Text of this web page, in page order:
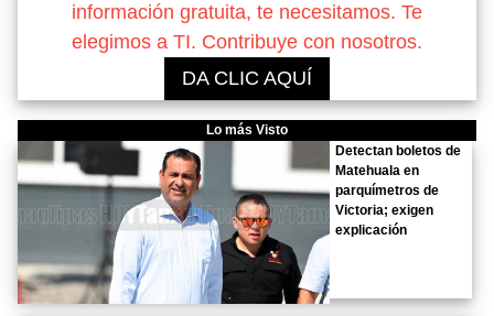
información gratuita, te necesitamos. Te
elegimos a TI. Contribuye con nosotros.
DA CLIC AQUÍ
Lo más Visto
Detectan boletos de
Matehuala en
parquímetros de
Victoria; exigen
explicación